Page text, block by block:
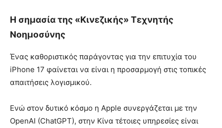
Η σημασία της «Κινεζικής» Τεχνητής
Νοημοσύνης
Ένας καθοριστικός παράγοντας για την επιτυχία του
iPhone 17 φαίνεται να είναι η προσαρμογή στις τοπικές
απαιτήσεις λογισμικού.
Ενώ στον δυτικό κόσμο η Apple συνεργάζεται με την
OpenAI (ChatGPT), στην Κίνα τέτοιες υπηρεσίες είναι